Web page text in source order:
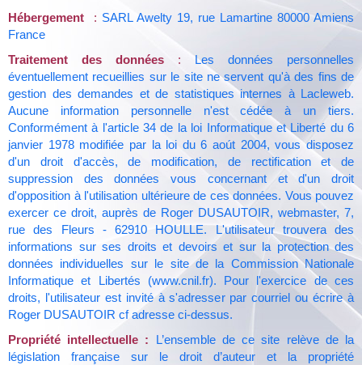
Hébergement : SARL Awelty 19, rue Lamartine 80000 Amiens
France
Traitement des données : Les données personnelles
éventuellement recueillies sur le site ne servent qu'à des fins de
gestion des demandes et de statistiques internes à Lacleweb.
Aucune information personnelle n'est cédée à un tiers.
Conformément à l'article 34 de la loi Informatique et Liberté du 6
janvier 1978 modifiée par la loi du 6 aoút 2004, vous disposez
d'un droit d'accès, de modification, de rectification et de
suppression des données vous concernant et d'un droit
d'opposition à l'utilisation ultérieure de ces données. Vous pouvez
exercer ce droit, auprès de Roger DUSAUTOIR, webmaster, 7,
rue des Fleurs - 62910 HOULLE. L'utilisateur trouvera des
informations sur ses droits et devoirs et sur la protection des
données individuelles sur le site de la Commission Nationale
Informatique et Libertés (www.cnil.fr). Pour l'exercice de ces
droits, l'utilisateur est invité à s'adresser par courriel ou écrire à
Roger DUSAUTOIR cf adresse ci-dessus.
Propriété intellectuelle : L’ensemble de ce site relève de la
législation française sur le droit d’auteur et la propriété